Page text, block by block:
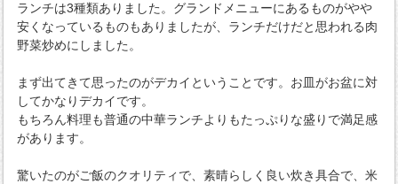
ランチは3種類ありました。グランドメニューにあるものがやや
安くなっているものもありましたが、ランチだけだと思われる肉
野菜炒めにしました。
まず出てきて思ったのがデカイということです。お皿がお盆に対
してかなりデカイです。
もちろん料理も普通の中華ランチよりもたっぷりな盛りで満足感
があります。
驚いたのがご飯のクオリティで、素晴らしく良い炊き具合で、米